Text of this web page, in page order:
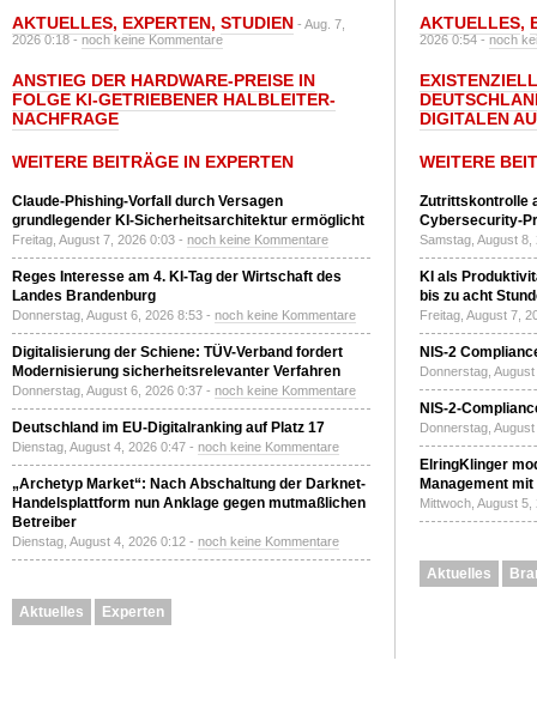
AKTUELLES, EXPERTEN, STUDIEN - Aug. 7,
2026 0:18 -noch keine Kommentare
ANSTIEG DER HARDWARE-PREISE IN
FOLGE KI-GETRIEBENER HALBLEITER-
NACHFRAGE
WEITERE BEITRÄGE IN EXPERTEN
Claude-Phishing-Vorfall durch Versagen
grundlegender KI-Sicherheitsarchitektur ermöglicht
Freitag, August 7, 2026 0:03 - noch keine Kommentare
Reges Interesse am 4. KI-Tag der Wirtschaft des
Landes Brandenburg
Donnerstag, August 6, 2026 8:53 - noch keine Kommentare
Digitalisierung der Schiene: TÜV-Verband fordert
Modernisierung sicherheitsrelevanter Verfahren
Donnerstag, August 6, 2026 0:37 - noch keine Kommentare
Deutschland im EU-Digitalranking auf Platz 17
Dienstag, August 4, 2026 0:47 - noch keine Kommentare
„Archetyp Market“: Nach Abschaltung der Darknet-
Handelsplattform nun Anklage gegen mutmaßlichen
Betreiber
Dienstag, August 4, 2026 0:12 - noch keine Kommentare
Aktuelles Experten
AKTUELLES,
2026 0:54 -noch
DIGITALEN
WEITERE
Zutrittskontrolle
Cybersecurity-
Samstag, August
KI als
bis zu acht
Freitag, August 7,
NIS-2
Donnerstag,
NIS-2-
Donnerstag,
ElringKlinger
Management
Mittwoch, August
Aktuelles